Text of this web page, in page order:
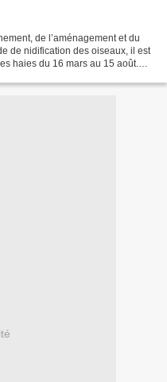
de l’aménagement et du
de nidification des oiseaux, il est
haies du 16 mars au 15 août.